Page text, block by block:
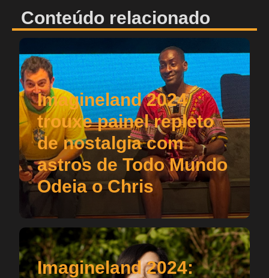
Conteúdo relacionado
Imagineland 2024
trouxe painel repleto
de nostalgia com
astros de Todo Mundo
Odeia o Chris
Imagineland 2024: